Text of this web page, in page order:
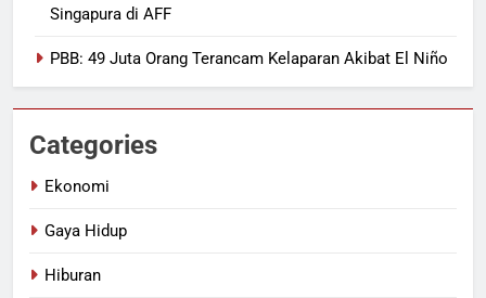
Singapura di AFF
PBB: 49 Juta Orang Terancam Kelaparan Akibat El Niño
Categories
Ekonomi
Gaya Hidup
Hiburan